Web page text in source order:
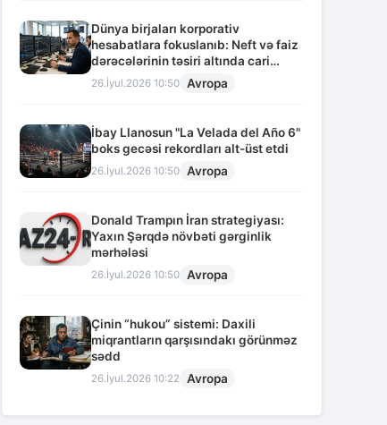
Dünya birjaları korporativ
hesabatlara fokuslanıb: Neft və faiz
dərəcələrinin təsiri altında cari
vəziyyət
26.İyul.2026 10:50 Avropa
İbay Llanosun "La Velada del Año 6"
boks gecəsi rekordları alt-üst etdi
26.İyul.2026 10:50 Avropa
Donald Trampın İran strategiyası:
Yaxın Şərqdə növbəti gərginlik
mərhələsi
26.İyul.2026 10:50 Avropa
Çinin “hukou” sistemi: Daxili
miqrantların qarşısındakı görünməz
sədd
26.İyul.2026 10:22 Avropa